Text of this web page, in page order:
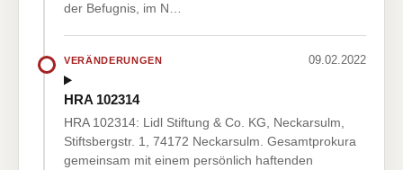
der Befugnis, im N…
VERÄNDERUNGEN 09.02.2022
HRA 102314
HRA 102314: Lidl Stiftung & Co. KG, Neckarsulm,
Stiftsbergstr. 1, 74172 Neckarsulm. Gesamtprokura
gemeinsam mit einem persönlich haftenden